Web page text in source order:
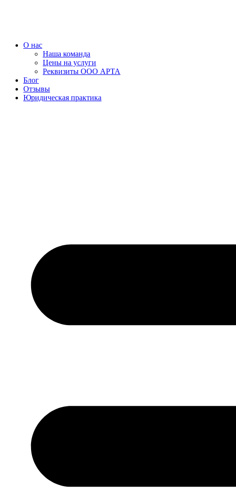
О нас
Наша команда
Цены на услуги
Реквизиты ООО АРТА
Блог
Отзывы
Юридическая практика